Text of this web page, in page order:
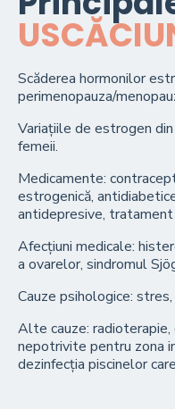
Scăderea hormonilor
perimenopauza/
Variațiile de estrogen
femeii.
Medicamente:
estrogenică,
antidepresive, tratament
Afecțiuni medicale:
a ovarelor, sindromul
Cauze psihologice:
Alte cauze: radioterapie,
nepotrivite pentru zona
dezinfecția piscinelor